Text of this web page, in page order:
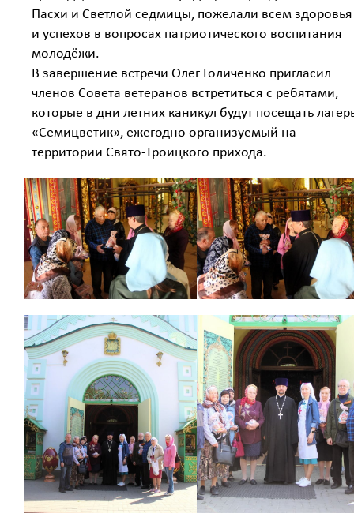
Пасхи и Светлой седмицы, пожелали всем здоровья
и успехов в вопросах патриотического воспитания
молодёжи.
В завершение встречи Олег Голиченко пригласил
членов Совета ветеранов встретиться с ребятами,
которые в дни летних каникул будут посещать
«Семицветик», ежегодно организуемый на
территории Свято-Троицкого прихода.